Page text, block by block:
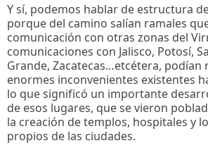
Y sí, podemos hablar de estructura
porque del camino salían ramales
comunicación con otras zonas del
comunicaciones con Jalisco, Potosí,
Grande, Zacatecas…etcétera, podían
enormes inconvenientes existentes
lo que significó un importante
de esos lugares, que se vieron
la creación de templos, hospitales y
propios de las ciudades.